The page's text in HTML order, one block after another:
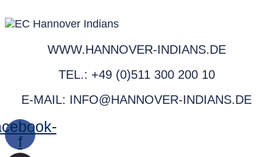
WWW.HANNOVER-INDIANS.DE
TEL.: +49 (0)511 300 200 10
E-MAIL: INFO@HANNOVER-INDIANS.DE
f